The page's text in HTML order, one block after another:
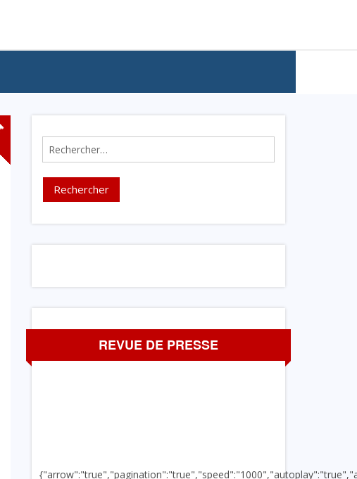
Rechercher :
REVUE DE PRESSE